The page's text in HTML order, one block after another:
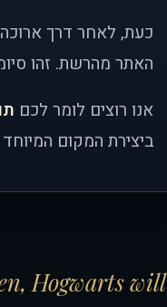
כעת, לאחר דרך
האתר מהרשת. זהו
אנו רוצים לומר לכם
ביצירת המקום
Hogwarts will